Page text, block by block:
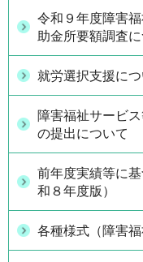
令和９年度障害
助金所要額調査
就労選択支援につ
障害福祉サービ
の提出について
前年度実績等に
和８年度版）
各種様式（障害福